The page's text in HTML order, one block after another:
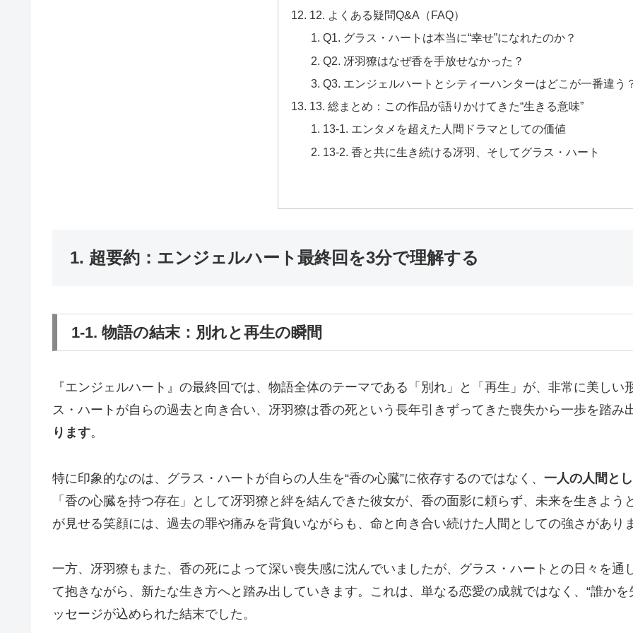
12. よくある疑問Q&A（FAQ）
Q1. グラス・ハートは本当に“幸せ”になれたのか？
Q2. 冴羽獠はなぜ香を手放せなかった？
Q3. エンジェルハートとシティーハンターはどこが一番違う
13. 総まとめ：この作品が語りかけてきた“生きる意味”
13-1. エンタメを超えた人間ドラマとしての価値
13-2. 香と共に生き続ける冴羽、そしてグラス・ハート
1. 超要約：エンジェルハート最終回を3分で理解する
1-1. 物語の結末：別れと再生の瞬間
『エンジェルハート』の最終回では、物語全体のテーマである「別れ」と「再生」が、非常に美し
ス・ハートが自らの過去と向き合い、冴羽獠は香の死という長年引きずってきた喪失から一歩を踏
ります。
特に印象的なのは、グラス・ハートが自らの人生を“香の心臓”に依存するのではなく、 一人の人間と
「香の心臓を持つ存在」として冴羽獠と絆を結んできた彼女が、香の面影に頼らず、未来を生きよ
が見せる笑顔には、過去の罪や痛みを背負いながらも、命と向き合い続けた人間としての強さがあり
一方、冴羽獠もまた、香の死によって深い喪失感に沈んでいましたが、グラス・ハートとの日々を通
て抱きながら、新たな生き方へと踏み出していきます。これは、単なる恋愛の成就ではなく、“誰か
ッセージが込められた結末でした。